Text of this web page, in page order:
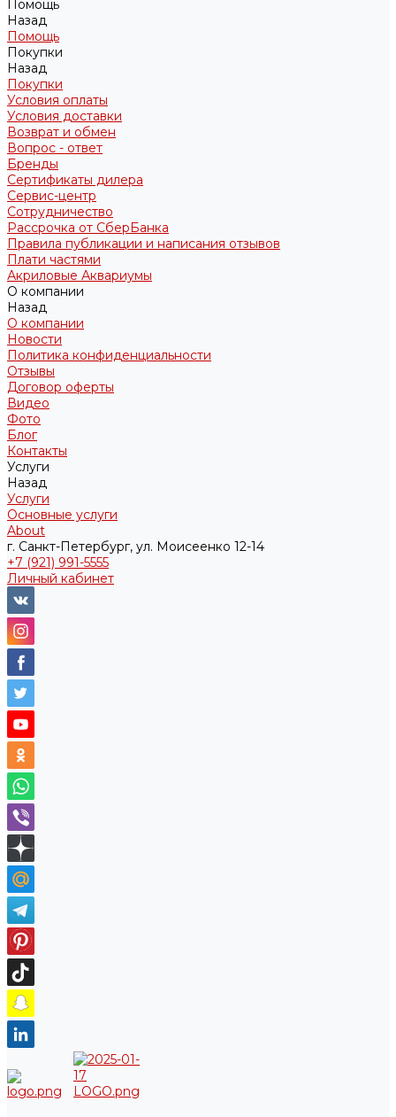
Помощь
Назад
Помощь
Покупки
Назад
Покупки
Условия оплаты
Условия доставки
Возврат и обмен
Вопрос - ответ
Бренды
Сертификаты дилера
Сервис-центр
Сотрудничество
Рассрочка от СберБанка
Правила публикации и написания отзывов
Плати частями
Акриловые Аквариумы
О компании
Назад
О компании
Новости
Политика конфиденциальности
Отзывы
Договор оферты
Видео
Фото
Блог
Контакты
Услуги
Назад
Услуги
Основные услуги
About
г. Санкт-Петербург, ул. Моисеенко 12-14
+7 (921) 991-5555
Личный кабинет